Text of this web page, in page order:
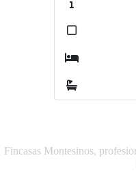
Fincasas Montesinos,